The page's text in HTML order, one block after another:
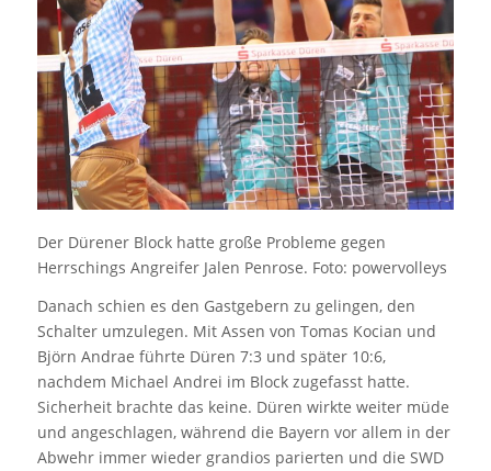
Der Dürener Block hatte große Probleme gegen
Herrschings Angreifer Jalen Penrose. Foto: powervolleys
Danach schien es den Gastgebern zu gelingen, den
Schalter umzulegen. Mit Assen von Tomas Kocian und
Björn Andrae führte Düren 7:3 und später 10:6,
nachdem Michael Andrei im Block zugefasst hatte.
Sicherheit brachte das keine. Düren wirkte weiter müde
und angeschlagen, während die Bayern vor allem in der
Abwehr immer wieder grandios parierten und die SWD